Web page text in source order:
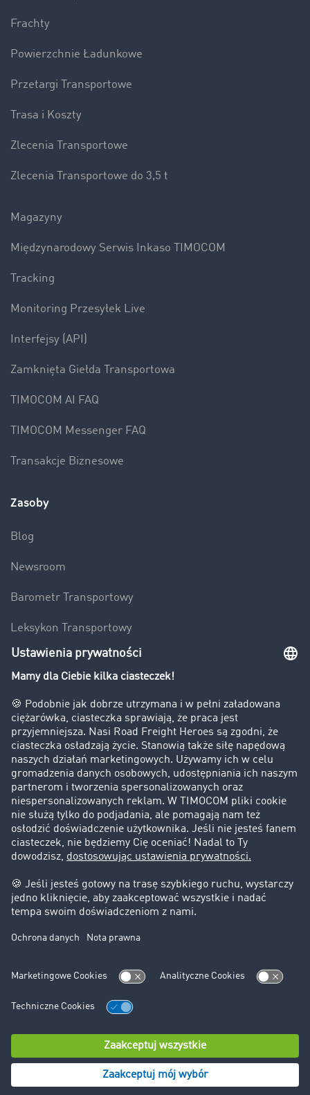
Frachty
Powierzchnie Ładunkowe
Przetargi Transportowe
Trasa i Koszty
Zlecenia Transportowe
Zlecenia Transportowe do 3,5 t
Magazyny
Międzynarodowy Serwis Inkaso TIMOCOM
Tracking
Monitoring Przesyłek Live
Interfejsy (API)
Zamknięta Giełda Transportowa
TIMOCOM AI FAQ
TIMOCOM Messenger FAQ
Transakcje Biznesowe
Zasoby
Blog
Newsroom
Barometr Transportowy
Leksykon Transportowy
Wyszukiwarka ładunków i pojazdów
Bezpieczeństwo
Firma
Historie sukcesu
Klienci pozyskują nowych klientów
Informacje prawne
Impressum
OWU
Ustawienia plików cookies
Kontakt
© TIMOCOM GmbH 2024. Wszystkie prawa zastrzeżone